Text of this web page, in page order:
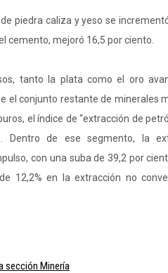
piedra caliza y yeso se
cemento, mejoró 16,5 por ciento.
tanto la plata como el oro
el conjunto restante de minerales
el índice de “extracción de
Dentro de ese segmento, la
con una suba de 39,2 por
12,2% en la extracción no
sección Minería